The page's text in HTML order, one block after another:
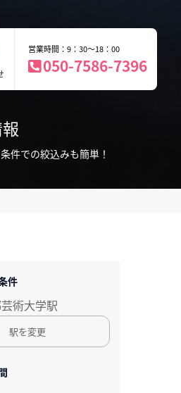
営業時間：9：30～18：00
050-7586-7396
件での絞込みも簡単！
件
術大学駅
駅を変更